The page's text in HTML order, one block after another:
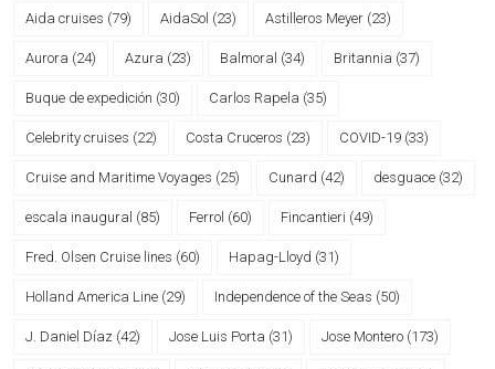
Aida cruises (79) AidaSol (23) Astilleros Meyer (23)
Aurora (24) Azura (23) Balmoral (34) Britannia (37)
Buque de expedición (30) Carlos Rapela (35)
Celebrity cruises (22) Costa Cruceros (23) COVID-19 (33)
Cruise and Maritime Voyages (25) Cunard (42) desguace (32)
escala inaugural (85) Ferrol (60) Fincantieri (49)
Fred. Olsen Cruise lines (60) Hapag-Lloyd (31)
Holland America Line (29) Independence of the Seas (50)
J. Daniel Díaz (42) Jose Luis Porta (31) Jose Montero (173)